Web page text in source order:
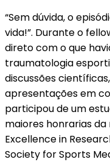
“Sem dúvida, o
vida!”. Durante o
direto com o que
traumatologia
discussões
apresentações em
participou de um
maiores honrarias da
Excellence in
Society for Sports